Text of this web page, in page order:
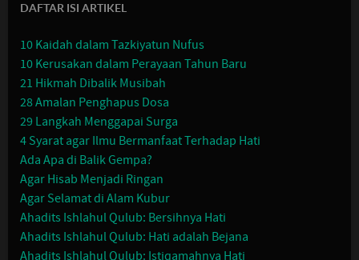
DAFTAR ISI ARTIKEL
10 Kaidah dalam Tazkiyatun Nufus
10 Kerusakan dalam Perayaan Tahun Baru
21 Hikmah Dibalik Musibah
28 Amalan Penghapus Dosa
29 Langkah Menggapai Surga
4 Syarat agar Ilmu Bermanfaat Terhadap Hati
Ada Apa di Balik Gempa?
Agar Hisab Menjadi Ringan
Agar Selamat di Alam Kubur
Ahadits Ishlahul Qulub: Bersihnya Hati
Ahadits Ishlahul Qulub: Hati adalah Bejana
Ahadits Ishlahul Qulub: Istiqamahnya Hati